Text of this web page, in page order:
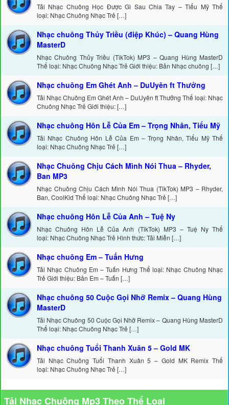
Tải Nhạc Chuông Học Được Gì Sau Chia Tay – Tiểu Mỹ Thể
loại: Nhạc Chuông Nhạc Trẻ […]
Nhạc chuông Thủy Triều (điệp Khúc) – Quang Hùng
MasterD
Nhạc Chuông Thủy Triều (TikTok) MP3 – Quang Hùng MasterD
Thể loại: Nhạc Chuông Nhạc Trẻ Giới thiệu: Bản Nhạc chuông […]
Nhạc chuông Em Ghét Anh – DuUyên ft Thưởng
Tải Nhạc Chuông Em Ghét Anh – DuUyên ft Thưởng Thể loại: Nhạc
Chuông Nhạc Trẻ Giới thiệu: […]
Nhạc chuông Hôn Lễ Của Em – Trọng Nhân, Tiểu Mỹ
Tải Nhạc Chuông Hôn Lễ Của Em – Trọng Nhân, Tiểu Mỹ Thể
loại: Nhạc Chuông Nhạc Trẻ […]
Nhạc Chuông Chịu Cách Mình Nói Thua – Rhyder,
Ban MP3
Nhạc Chuông Chịu Cách Mình Nói Thua (TikTok) MP3 – Rhyder,
Ban, CoolKid Thể loại: Nhạc Chuông Nhạc Trẻ […]
Nhạc chuông Hôn Lễ Của Anh – Tuệ Ny
Nhạc Chuông Hôn Lễ Của Anh (TikTok) MP3 – Tuệ Ny Thể
loại: Nhạc Chuông Nhạc Trẻ Hình thức: Tải Miễn […]
Nhạc chuông Em – Tuấn Hưng
Tải Nhạc Chuông Em – Tuấn Hưng Thể loại: Nhạc Chuông Nhạc
Trẻ Giới thiệu: Bản Em – Tuấn […]
Nhạc chuông 50 Cuộc Gọi Nhỡ Remix – Quang Hùng
MasterD
Tải Nhạc Chuông 50 Cuộc Gọi Nhỡ Remix – Quang Hùng MasterD
Thể loại: Nhạc Chuông Nhạc Trẻ […]
Nhạc chuông Tuổi Thanh Xuân 5 – Gold MK
Tải Nhạc Chuông Tuổi Thanh Xuân 5 – Gold MK Remix Thể
loại: Nhạc Chuông Nhạc Trẻ […]
Tải Nhạc Chuông Mp3 Theo Thể Loại